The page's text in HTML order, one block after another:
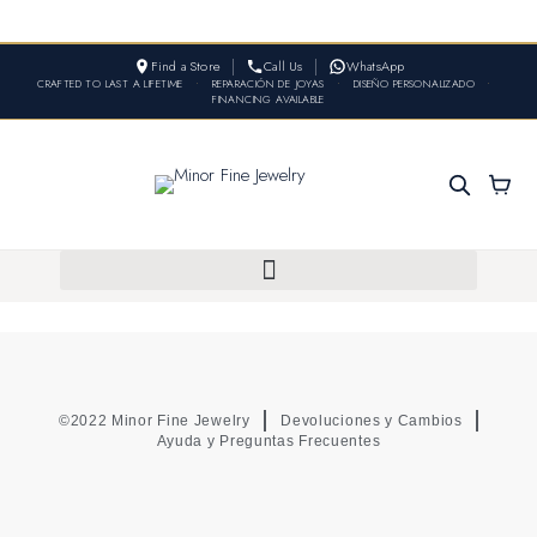
Find a Store Call Us WhatsApp
CRAFTED TO LAST A LIFETIME • REPARACIÓN DE JOYAS • DISEÑO PERSONALIZADO
•
FINANCING AVAILABLE
©2022 Minor Fine Jewelry
Devoluciones y Cambios
Ayuda y Preguntas Frecuentes